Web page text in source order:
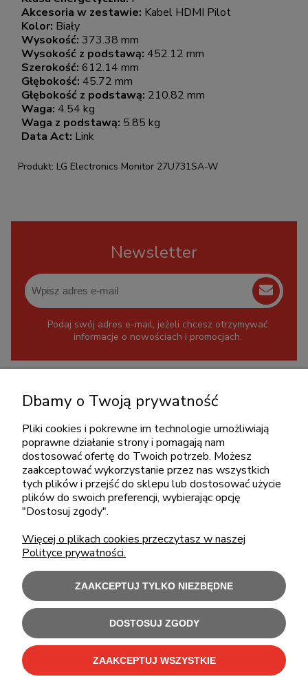
Akcesoria w zestawie: Kabel HDMI Pilot
Kolor: Biały
Wysokość: 373.38 mm
Wysokość z podstawą: 452.12 mm
Szerokość: 612.14 mm
Głębokość: 45.72 mm
Głębokość z podstawą: 210.82 mm
Waga: 4.54 kg
Waga z podstawą: 5.85 kg
Data Act: Link
Produkt: LG Electronics Monitor 27U731SA-W
Newsletter
Podaj swój adres e-mail, jeżeli chcesz otrzymywać
informacje o nowościach i promocjach.
+48 717345566
pon.-piąt.: 08:00-16:00
sklep@cebit.pl
ZAKUPY
POMOC
MOJE KONTO
INFORMACJE
Użytkowanie sklepu oznacza zgodę na wykorzystywanie plików cookies.
Dbamy o Twoją prywatność
Pliki cookies i pokrewne im technologie umożliwiają
poprawne działanie strony i pomagają nam
dostosować ofertę do Twoich potrzeb. Możesz
zaakceptować wykorzystanie przez nas wszystkich
tych plików i przejść do sklepu lub dostosować użycie
plików do swoich preferencji, wybierając opcję
"Dostosuj zgody".
Więcej o plikach cookies przeczytasz w naszej
Polityce prywatności.
ZAAKCEPTUJ TYLKO NIEZBĘDNE
DOSTOSUJ ZGODY
ZAAKCEPTUJ WSZYSTKIE